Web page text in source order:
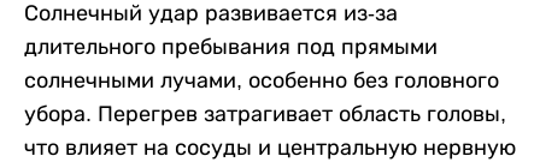
Солнечный удар развивается из-за
длительного пребывания под прямыми
солнечными лучами, особенно без головного
убора. Перегрев затрагивает область головы,
что влияет на сосуды и центральную нервную